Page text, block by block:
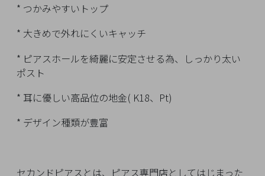
* つかみやすいトップ
* 大きめで外れにくいキャッチ
* ピアスホールを綺麗に安定させる為、しっかり太い
ポスト
* 耳に優しい高品位の地金( K18、Pt)
* デザイン種類が豊富
セカンドピアスとは、ピアス専門店としてはじまった
気
に
入
り
ア
テ
近